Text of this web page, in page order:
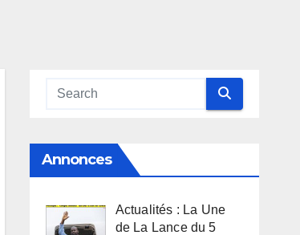
Annonces
Actualités : La Une
de La Lance du 5